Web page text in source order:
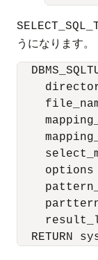
うになります。
options